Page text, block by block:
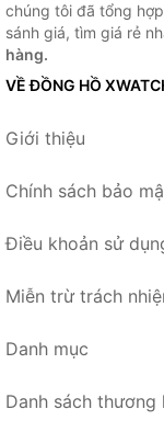
chúng tôi đã tổng
sánh giá, tìm giá rẻ
hàng.
VỀ ĐỒNG HỒ
Giới thiệu
Chính sách bảo
Điều khoản sử
Miễn trừ trách
Danh mục
Danh sách thương